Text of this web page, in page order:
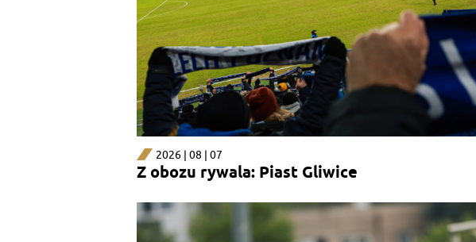
2026 | 08 | 07
Z obozu rywala: Piast Gliwice